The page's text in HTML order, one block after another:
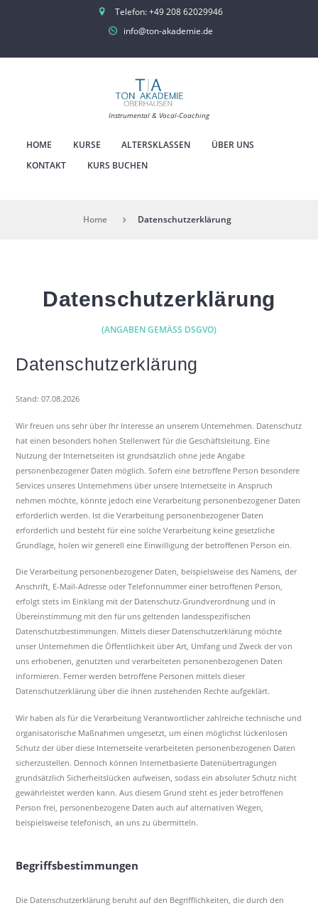
Telefon:+49 208 62029946
info@ton-akademie.de
Instrumental & Vocal-Coaching
HOME KURSE ALTERSKLASSEN
ÜBER UNS
KONTAKT
KURS BUCHEN
Home Datenschutzerklärung
Datenschutzerklärung
(ANGABEN GEMÄSS DSGVO)
Datenschutzerklärung
Stand: 07.08.2026
Wir freuen uns sehr über Ihr Interesse an unserem Unternehmen. Datenschutz
hat einen besonders hohen Stellenwert für die Geschäftsleitung. Eine
Nutzung der Internetseiten ist grundsätzlich ohne jede Angabe
personenbezogener Daten möglich. Sofern eine betroffene Person besondere
Services unseres Unternehmens über unsere Internetseite in Anspruch
nehmen möchte, könnte jedoch eine Verarbeitung personenbezogener Daten
erforderlich werden. Ist die Verarbeitung personenbezogener Daten
erforderlich und besteht für eine solche Verarbeitung keine gesetzliche
Grundlage, holen wir generell eine Einwilligung der betroffenen Person ein.
Die Verarbeitung personenbezogener Daten, beispielsweise des Namens, der
Anschrift, E-Mail-Adresse oder Telefonnummer einer betroffenen Person,
erfolgt stets im Einklang mit der Datenschutz-Grundverordnung und in
Übereinstimmung mit den für uns geltenden landesspezifischen
Datenschutzbestimmungen. Mittels dieser Datenschutzerklärung möchte
unser Unternehmen die Öffentlichkeit über Art, Umfang und Zweck der von
uns erhobenen, genutzten und verarbeiteten personenbezogenen Daten
informieren. Ferner werden betroffene Personen mittels dieser
Datenschutzerklärung über die ihnen zustehenden Rechte aufgeklärt.
Wir haben als für die Verarbeitung Verantwortlicher zahlreiche technische und
organisatorische Maßnahmen umgesetzt, um einen möglichst lückenlosen
Schutz der über diese Internetseite verarbeiteten personenbezogenen Daten
sicherzustellen. Dennoch können Internetbasierte Datenübertragungen
grundsätzlich Sicherheitslücken aufweisen, sodass ein absoluter Schutz nicht
gewährleistet werden kann. Aus diesem Grund steht es jeder betroffenen
Person frei, personenbezogene Daten auch auf alternativen Wegen,
beispielsweise telefonisch, an uns zu übermitteln.
Begriffsbestimmungen
Die Datenschutzerklärung beruht auf den Begrifflichkeiten, die durch den